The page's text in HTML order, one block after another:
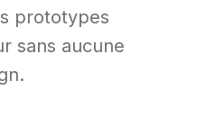
prototypes
sans aucune